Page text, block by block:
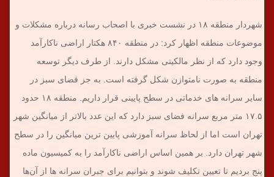
شهردار منطقه ۱۸ در نشست خبری با اصحاب رسانه درباره مشکلات و
موضوعات منطقه اظهار کرد: در منطقه ۸۴۰ هکتار اراضی ناکارآمد
وجود دارد که از نظر مالکیتی مشکل دارند. از طرف دیگر توسعه
منطقه به صورت نامتوازن شکل گرفته است. به جز فضای سبز در
سایر سرانه های خدماتی در سطح پایینی قرار داریم. منطقه ۱۸ حدود
۱۷.۵ متر مربع سرانه فضای سبز دارد که این عدد بالاتر از میانگین شهر
تهران است اما از لحاظ سرانه آموزشی پایین ترین میانگین را در سطح
شهر تهران دارد. بر همین اساس اراضی ناکارآمد را به کمیسیون ماده
پنج بردیم تا تعیین تکلیف شوند و بتوانیم برای جبران سرانه ها از آن‌ها